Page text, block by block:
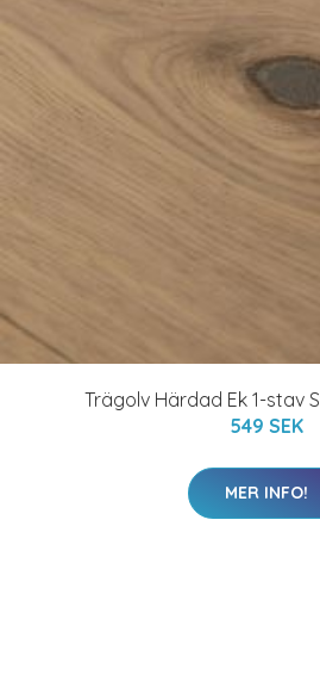
Trägolv Härdad Ek 1-stav
549 SEK
MER INFO!